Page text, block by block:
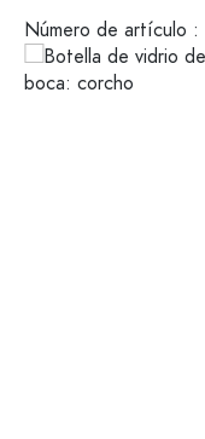
Número de artículo :